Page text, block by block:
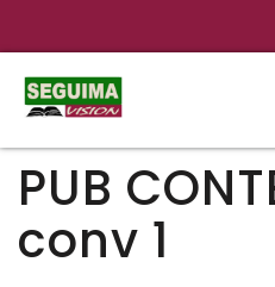
PUB
conv 1